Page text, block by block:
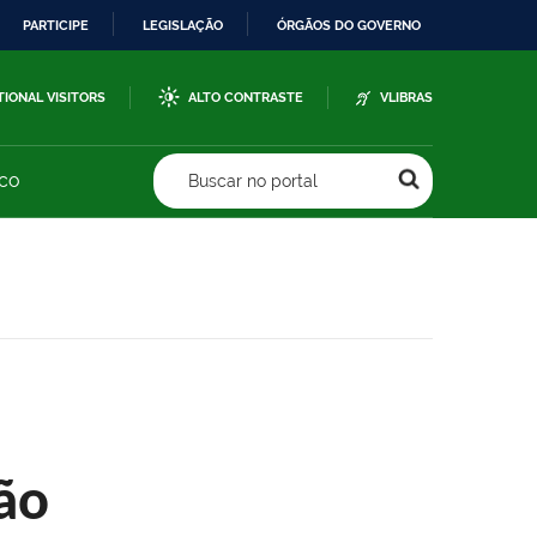
PARTICIPE LEGISLAÇÃO ÓRGÃOS DO GOVERNO
VISITORS ALTO CONTRASTE VLIBRAS
Buscar no portal